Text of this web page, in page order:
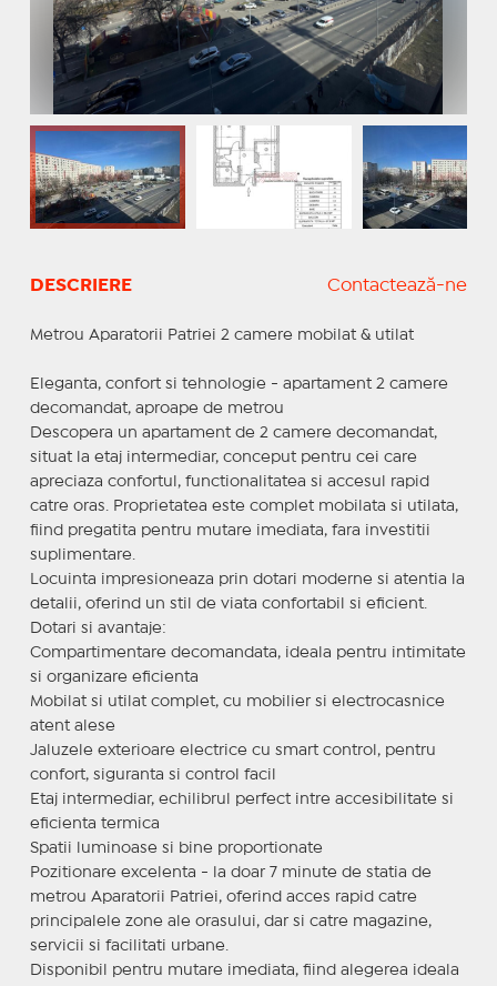
DESCRIERE Contactează-ne
Metrou Aparatorii Patriei 2 camere mobilat & utilat
Eleganta, confort si tehnologie - apartament 2 camere
decomandat, aproape de metrou
Descopera un apartament de 2 camere decomandat,
situat la etaj intermediar, conceput pentru cei care
apreciaza confortul, functionalitatea si accesul rapid
catre oras. Proprietatea este complet mobilata si utilata,
fiind pregatita pentru mutare imediata, fara investitii
suplimentare.
Locuinta impresioneaza prin dotari moderne si atentia la
detalii, oferind un stil de viata confortabil si eficient.
Dotari si avantaje:
Compartimentare decomandata, ideala pentru intimitate
si organizare eficienta
Mobilat si utilat complet, cu mobilier si electrocasnice
atent alese
Jaluzele exterioare electrice cu smart control, pentru
confort, siguranta si control facil
Etaj intermediar, echilibrul perfect intre accesibilitate si
eficienta termica
Spatii luminoase si bine proportionate
Pozitionare excelenta - la doar 7 minute de statia de
metrou Aparatorii Patriei, oferind acces rapid catre
principalele zone ale orasului, dar si catre magazine,
servicii si facilitati urbane.
Disponibil pentru mutare imediata, fiind alegerea ideala